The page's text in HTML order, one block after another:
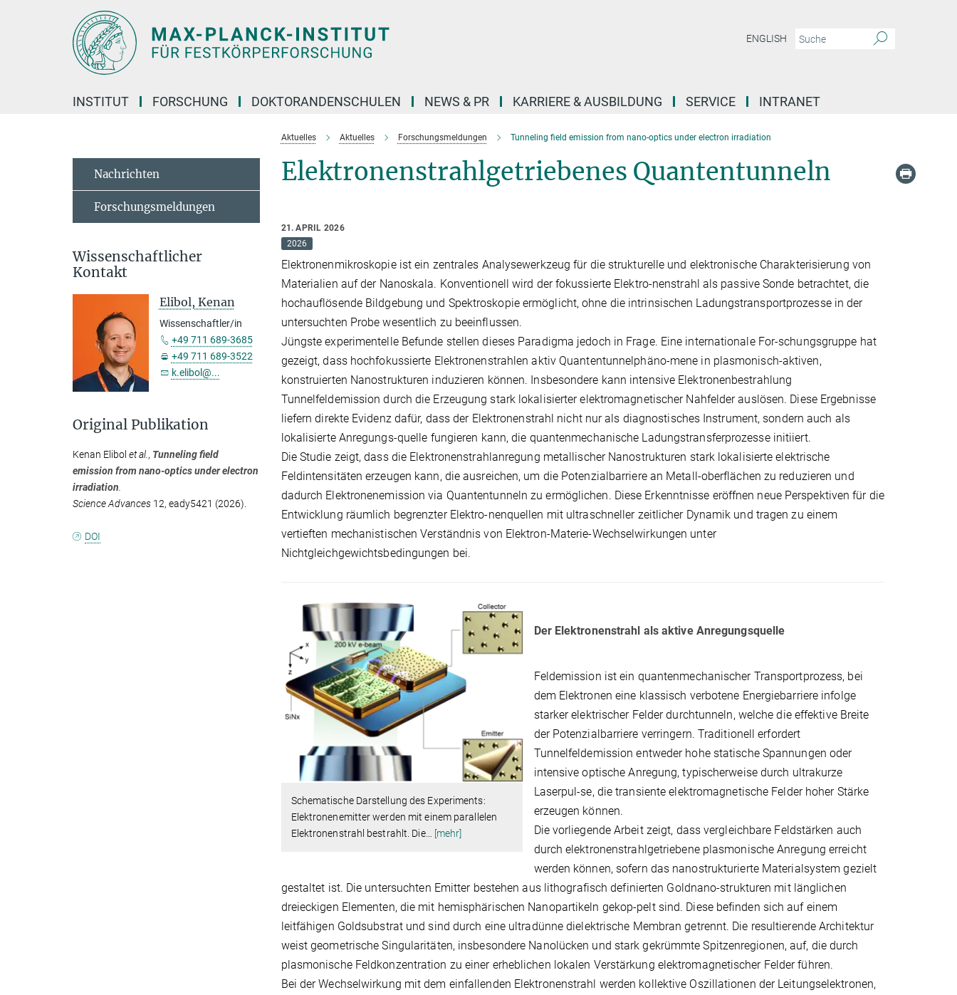
ENGLISH
INSTITUT FORSCHUNG DOKTORANDENSCHULEN NEWS & PR KARRIERE & AUSBILDUNG SERVICE INTRANET
Aktuelles Aktuelles Forschungsmeldungen Tunneling field emission from nano-optics under electron irradiation
Elektronenstrahlgetriebenes Quantentunneln
21. APRIL 2026
2026
Elektronenmikroskopie ist ein zentrales Analysewerkzeug für die strukturelle und elektronische Charakterisierung von
Materialien auf der Nanoskala. Konventionell wird der fokussierte Elektro-nenstrahl als passive Sonde betrachtet, die
hochauflösende Bildgebung und Spektroskopie ermöglicht, ohne die intrinsischen Ladungstransportprozesse in der
untersuchten Probe wesentlich zu beeinflussen.
Jüngste experimentelle Befunde stellen dieses Paradigma jedoch in Frage. Eine internationale For-schungsgruppe hat
gezeigt, dass hochfokussierte Elektronenstrahlen aktiv Quantentunnelphäno-mene in plasmonisch-aktiven,
konstruierten Nanostrukturen induzieren können. Insbesondere kann intensive Elektronenbestrahlung
Tunnelfeldemission durch die Erzeugung stark lokalisierter elektromagnetischer Nahfelder auslösen. Diese Ergebnisse
liefern direkte Evidenz dafür, dass der Elektronenstrahl nicht nur als diagnostisches Instrument, sondern auch als
lokalisierte Anregungs-quelle fungieren kann, die quantenmechanische Ladungstransferprozesse initiiert.
Die Studie zeigt, dass die Elektronenstrahlanregung metallischer Nanostrukturen stark lokalisierte elektrische
Feldintensitäten erzeugen kann, die ausreichen, um die Potenzialbarriere an Metall-oberflächen zu reduzieren und
dadurch Elektronenemission via Quantentunneln zu ermöglichen. Diese Erkenntnisse eröffnen neue Perspektiven für die
Entwicklung räumlich begrenzter Elektro-nenquellen mit ultraschneller zeitlicher Dynamik und tragen zu einem
vertieften mechanistischen Verständnis von Elektron-Materie-Wechselwirkungen unter
Nichtgleichgewichtsbedingungen bei.
Schematische Darstellung des Experiments:
Elektronenemitter werden mit einem parallelen
Elektronenstrahl bestrahlt. Die… [mehr]
Der Elektronenstrahl als aktive Anregungsquelle
Feldemission ist ein quantenmechanischer Transportprozess, bei
dem Elektronen eine klassisch verbotene Energiebarriere infolge
starker elektrischer Felder durchtunneln, welche die effektive Breite
der Potenzialbarriere verringern. Traditionell erfordert
Tunnelfeldemission entweder hohe statische Spannungen oder
intensive optische Anregung, typischerweise durch ultrakurze
Laserpul-se, die transiente elektromagnetische Felder hoher Stärke
erzeugen können.
Die vorliegende Arbeit zeigt, dass vergleichbare Feldstärken auch
durch elektronenstrahlgetriebene plasmonische Anregung erreicht
werden können, sofern das nanostrukturierte Materialsystem gezielt
gestaltet ist. Die untersuchten Emitter bestehen aus lithografisch definierten Goldnano-strukturen mit länglichen
dreieckigen Elementen, die mit hemisphärischen Nanopartikeln gekop-pelt sind. Diese befinden sich auf einem
leitfähigen Goldsubstrat und sind durch eine ultradünne dielektrische Membran getrennt. Die resultierende Architektur
weist geometrische Singularitäten, insbesondere Nanolücken und stark gekrümmte Spitzenregionen, auf, die durch
plasmonische Feldkonzentration zu einer erheblichen lokalen Verstärkung elektromagnetischer Felder führen.
Bei der Wechselwirkung mit dem einfallenden Elektronenstrahl werden kollektive Oszillationen der Leitungselektronen,
Nachrichten
Forschungsmeldungen
Wissenschaftlicher
Kontakt
Elibol, Kenan
Wissenschaftler/in
+49 711 689-3685
+49 711 689-3522
k.elibol@...
Original Publikation
Kenan Elibol et al. , Tunneling field
emission from nano-optics under electron
irradiation
Science Advances 12, eady5421 (2026).
DOI